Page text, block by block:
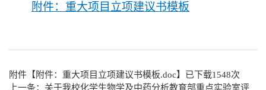
附件：重大项目立项建议书模板
附件【 附件：重大项目立项建议书模板.doc】已下载1548次
上一条： 关于我校化学生物学及中药分析教育部重点实验室评